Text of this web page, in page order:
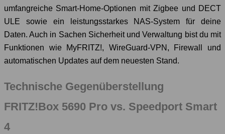
umfangreiche Smart-Home-Optionen mit Zigbee und DECT
ULE sowie ein leistungsstarkes NAS-System für deine
Daten. Auch in Sachen Sicherheit und Verwaltung bist du mit
Funktionen wie MyFRITZ!, WireGuard-VPN, Firewall und
automatischen Updates auf dem neuesten Stand.
Technische Gegenüberstellung
FRITZ!Box 5690 Pro vs. Speedport Smart
4